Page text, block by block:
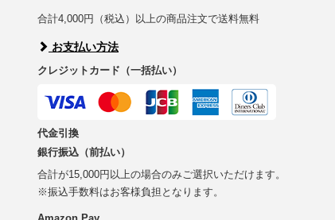
合計4,000円（税込）以上の商品注文で送料無料
お支払い方法
クレジットカード（一括払い）
代金引換
銀行振込（前払い）
合計が15,000円以上の場合のみご選択いただけます。
※振込手数料はお客様負担となります。